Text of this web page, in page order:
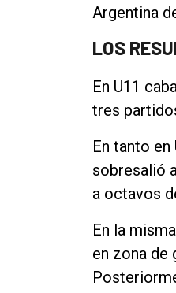
ContactoArgentina
LOS
En U11
tres
En tanto
sobresalió
a octavos
En la
en zona de